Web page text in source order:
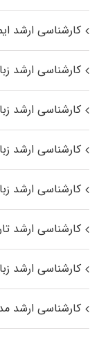
کارشناسی ارشد
کارشناسی ارشد
کارشناسی ارشد
کارشناسی ارشد
کارشناسی ارشد
کارشناسی ارشد
کارشناسی ارشد
کارشناسی ارشد